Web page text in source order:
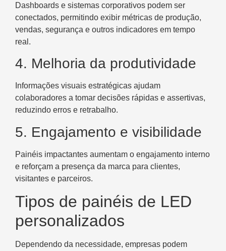
Dashboards e sistemas corporativos podem ser
conectados, permitindo exibir métricas de produção,
vendas, segurança e outros indicadores em tempo
real.
4. Melhoria da produtividade
Informações visuais estratégicas ajudam
colaboradores a tomar decisões rápidas e assertivas,
reduzindo erros e retrabalho.
5. Engajamento e visibilidade
Painéis impactantes aumentam o engajamento interno
e reforçam a presença da marca para clientes,
visitantes e parceiros.
Tipos de painéis de LED
personalizados
Dependendo da necessidade, empresas podem